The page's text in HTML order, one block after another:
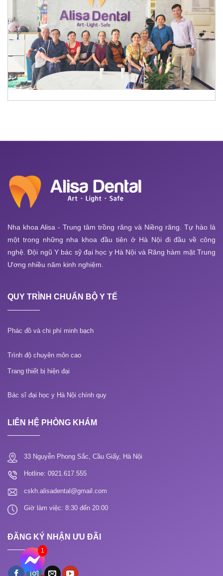
Nha khoa Alisa - Trung tâm trồng răng và Niềng răng. Tự hào là
một trong những nha khoa đầu tiên ở Hà Nội đi đầu về công
nghệ. Đội ngũ Y bác sỹ đại học y Hà Nội và Răng hàm mặt Trung
Ương nhiều năm kinh nghiệm.
QUY TRÌNH CHUẨN BỘ Y TẾ
Phác đồ và chi phí minh bạch
Trình độ chuyên môn cao
Trang thiết bị hiện đại
Bác sĩ đại học y Hà Nội chính quy
LIÊN HỆ PHÒNG KHÁM
33 Nguyễn Phong Sắc, Cầu Giấy, Hà Nội
Hotline: 0921.617.555
cskh.alisadental@gmail.com
Giờ làm việc: 8:30 đến 20:00
ĐĂNG KÝ NHẬN ƯU ĐÃI
1